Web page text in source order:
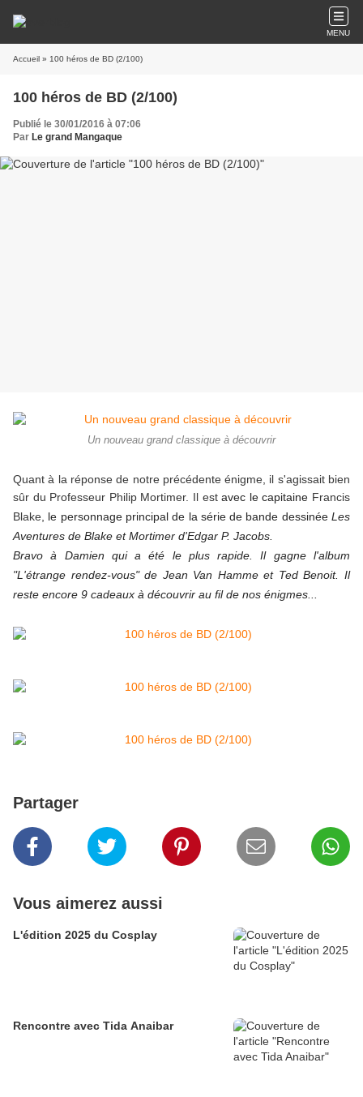
MENU
Accueil » 100 héros de BD (2/100)
100 héros de BD (2/100)
Publié le 30/01/2016 à 07:06
Par Le grand Mangaque
Un nouveau grand classique à découvrir
Quant à la réponse de notre précédente énigme, il s'agissait bien
sûr du Professeur Philip Mortimer. Il estavec le capitaine Francis
Blake , le personnage principal de la série de bande dessinée Les
Aventures de Blake et Mortimer d'Edgar P. Jacobs.
Bravo à Damien qui a été le plus rapide. Il gagne l'album
"L'étrange rendez-vous" de Jean Van Hamme et Ted Benoit. Il
reste encore 9 cadeaux à découvrir au fil de nos énigmes...
Partager
Vous aimerez aussi
L'édition 2025 du Cosplay
Rencontre avec Tida Anaibar